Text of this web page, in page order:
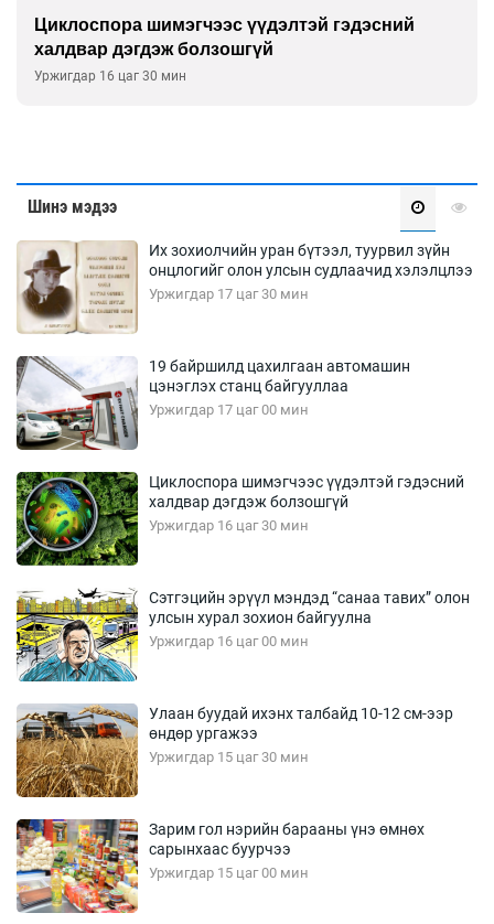
Сэтгэцийн эрүүл мэндэд “санаа тавих” олон
улсын хурал зохион байгуулна
Уржигдар 16 цаг 00 мин
Шинэ мэдээ
Их зохиолчийн уран бүтээл, туурвил зүйн
онцлогийг олон улсын судлаачид хэлэлцлээ
Уржигдар 17 цаг 30 мин
19 байршилд цахилгаан автомашин
цэнэглэх станц байгууллаа
Уржигдар 17 цаг 00 мин
Циклоспора шимэгчээс үүдэлтэй гэдэсний
халдвар дэгдэж болзошгүй
Уржигдар 16 цаг 30 мин
Сэтгэцийн эрүүл мэндэд “санаа тавих” олон
улсын хурал зохион байгуулна
Уржигдар 16 цаг 00 мин
Улаан буудай ихэнх талбайд 10-12 см-ээр
өндөр ургажээ
Уржигдар 15 цаг 30 мин
Зарим гол нэрийн барааны үнэ өмнөх
сарынхаас буурчээ
Уржигдар 15 цаг 00 мин